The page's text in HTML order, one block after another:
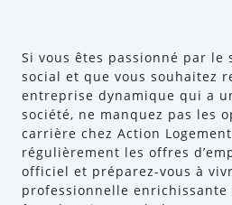
Si vous êtes passionné par le
social et que vous souhaitez
entreprise dynamique qui a
société, ne manquez pas les
carrière chez Action
régulièrement les offres
officiel et préparez-vous à
professionnelle